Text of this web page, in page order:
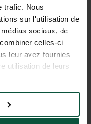
trafic. Nous
sur l'utilisation de
sociaux, de
celles-ci
leur avez fournies
utilisation de leurs